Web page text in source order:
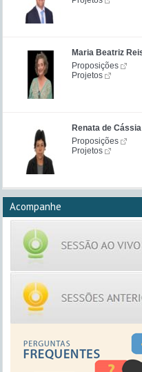
Maria Beatriz
Proposições
Projetos
Renata de
Proposições
Projetos
Acompanhe